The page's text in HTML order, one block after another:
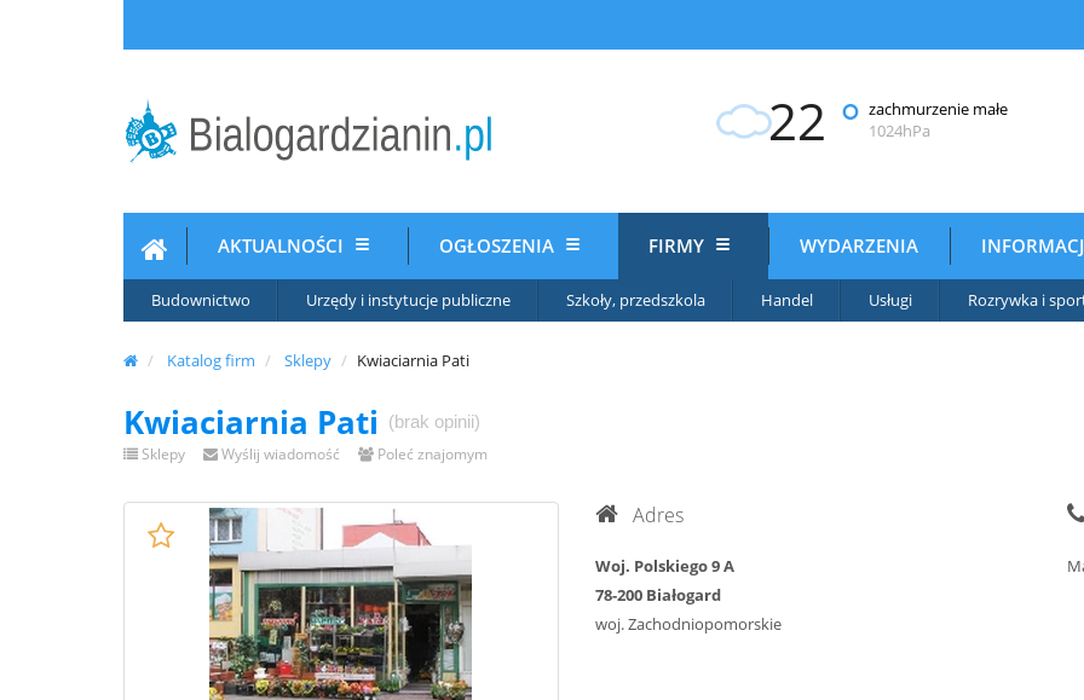
22 ° zachmurzenie małe
1024hPa
AKTUALNOŚCI OGŁOSZENIA FIRMY
Budownictwo Urzędy i instytucje publiczne Szkoły, przedszkola Handel Usługi Rozrywka i
WYDARZENIA
Katalog firm Sklepy Kwiaciarnia Pati
Kwiaciarnia Pati
(brak opinii)
Sklepy
Wyślij wiadomość Poleć znajomym
Adres
Woj. Polskiego 9 A
78-200 Białogard
woj. Zachodniopomorskie